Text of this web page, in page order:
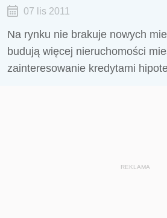
07 lis 2011
Na rynku nie brakuje nowych
budują więcej nieruchomości
zainteresowanie kredytami
REKLAMA